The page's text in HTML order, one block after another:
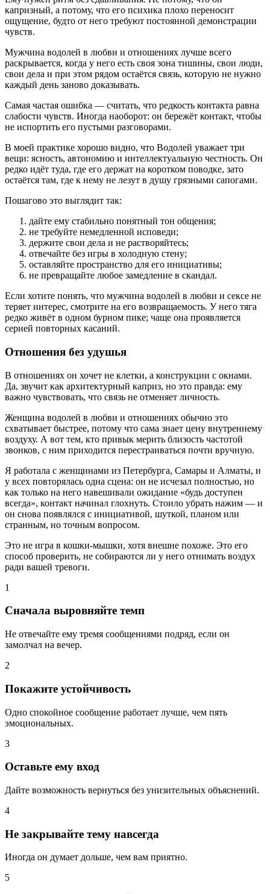
капризный, а потому, что его психика плохо переносит
ощущение, будто от него требуют постоянной демонстрации
чувств.
Мужчина водолей в любви и отношениях лучше всего
раскрывается, когда у него есть своя зона тишины, свои люди,
свои дела и при этом рядом остаётся связь, которую не нужно
каждый день заново доказывать.
Самая частая ошибка — считать, что редкость контакта равна
слабости чувств. Иногда наоборот: он бережёт контакт, чтобы
не испортить его пустыми разговорами.
В моей практике хорошо видно, что Водолей уважает три
вещи: ясность, автономию и интеллектуальную честность. Он
редко идёт туда, где его держат на коротком поводке, зато
остаётся там, где к нему не лезут в душу грязными сапогами.
Пошагово это выглядит так:
дайте ему стабильно понятный тон общения;
не требуйте немедленной исповеди;
держите свои дела и не растворяйтесь;
отвечайте без игры в холодную стену;
оставляйте пространство для его инициативы;
не превращайте любое замедление в скандал.
Если хотите понять, что мужчина водолей в любви и сексе не
теряет интерес, смотрите на его возвращаемость. У него тяга
редко живёт в одном бурном пике; чаще она проявляется
серией повторных касаний.
Отношения без удушья
В отношениях он хочет не клетки, а конструкции с окнами.
Да, звучит как архитектурный каприз, но это правда: ему
важно чувствовать, что связь не отменяет личность.
Женщина водолей в любви и отношениях обычно это
схватывает быстрее, потому что сама знает цену внутреннему
воздуху. А вот тем, кто привык мерить близость частотой
звонков, с ним приходится перестраиваться почти вручную.
Я работала с женщинами из Петербурга, Самары и Алматы, и
у всех повторялась одна сцена: он не исчезал полностью, но
как только на него навешивали ожидание «будь доступен
всегда», контакт начинал глохнуть. Стоило убрать нажим — и
он снова появлялся с инициативой, шуткой, планом или
странным, но точным вопросом.
Это не игра в кошки-мышки, хотя внешне похоже. Это его
способ проверить, не собираются ли у него отнимать воздух
ради вашей тревоги.
1
Сначала выровняйте темп
Не отвечайте ему тремя сообщениями подряд, если он
замолчал на вечер.
2
Покажите устойчивость
Одно спокойное сообщение работает лучше, чем пять
эмоциональных.
3
Оставьте ему вход
Дайте возможность вернуться без унизительных объяснений.
4
Не закрывайте тему навсегда
Иногда он думает дольше, чем вам приятно.
5